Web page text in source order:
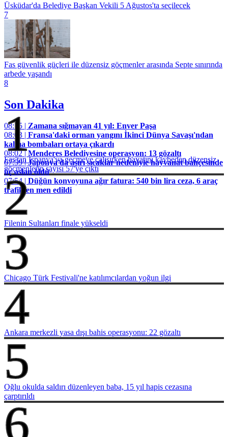
Üsküdar'da Belediye Başkan Vekili 5 Ağustos'ta seçilecek
7
Fas güvenlik güçleri ile düzensiz göçmenler arasında Septe sınırında
arbede yaşandı
8
Son Dakika
08:15 | Zamana sığmayan 41 yıl: Enver Paşa
08:03 | Fransa'daki orman yangını İkinci Dünya Savaşı'ndan
kalma bombaları ortaya çıkardı
08:02 |Menderes Belediyesine operasyon: 13 gözaltı
07:59 |Japonya'da aşırı sıcaklar nedeniyle hayvanat bahçesinde
üç aslan öldü
07:54 | Düğün konvoyuna ağır fatura: 540 bin lira ceza, 6 araç
trafikten men edildi
1
Fas'tan İspanya'ya geçmeye çalışırken hayatını kaybeden düzensiz
göçmenlerin sayısı 57'ye çıktı
2
Filenin Sultanları finale yükseldi
3
Chicago Türk Festivali'ne katılımcılardan yoğun ilgi
4
Ankara merkezli yasa dışı bahis operasyonu: 22 gözaltı
5
Oğlu okulda saldırı düzenleyen baba, 15 yıl hapis cezasına
çarptırıldı
6